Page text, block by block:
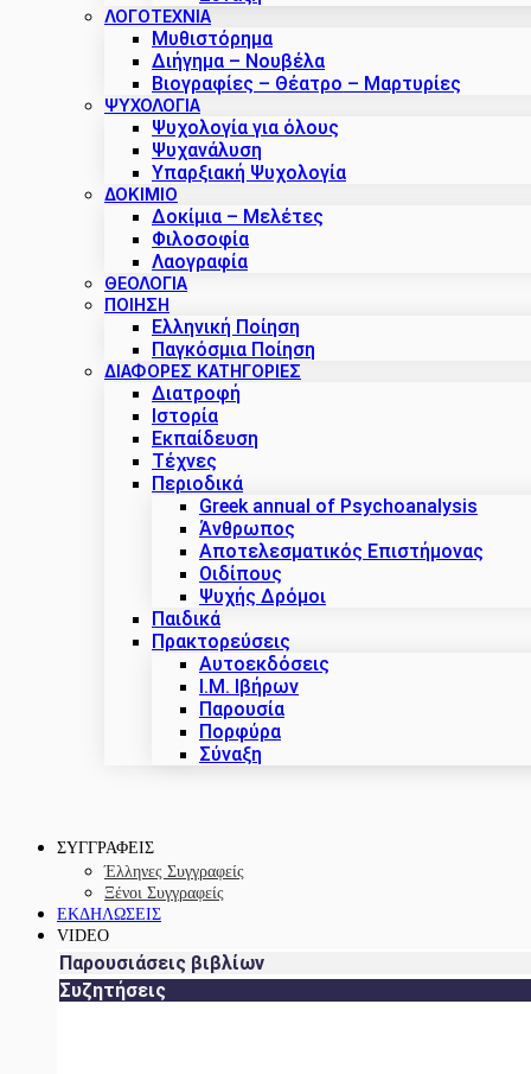
ΛΟΓΟΤΕΧΝΙΑ
Μυθιστόρημα
Διήγημα – Νουβέλα
Βιογραφίες – Θέατρο – Μαρτυρίες
ΨΥΧΟΛΟΓΙΑ
Ψυχολογία για όλους
Ψυχανάλυση
Υπαρξιακή Ψυχολογία
ΔΟΚΊΜΙΟ
Δοκίμια – Μελέτες
Φιλοσοφία
Λαογραφία
ΘΕΟΛΟΓΙΑ
ΠΟΙΗΣΗ
Ελληνική Ποίηση
Παγκόσμια Ποίηση
ΔΙΑΦΟΡΕΣ ΚΑΤΗΓΟΡΙΕΣ
Διατροφή
Ιστορία
Εκπαίδευση
Τέχνες
Περιοδικά
Greek annual of Psychoanalysis
Άνθρωπος
Αποτελεσματικός Επιστήμονας
Οιδίπους
Ψυχής Δρόμοι
Παιδικά
Πρακτoρεύσεις
Αυτοεκδόσεις
Ι.Μ. Ιβήρων
Παρουσία
Πορφύρα
Σύναξη
ΣΥΓΓΡΑΦΕΙΣ
Έλληνες Συγγραφείς
Ξένοι Συγγραφείς
ΕΚΔΗΛΩΣΕΙΣ
VIDEO
Παρουσιάσεις βιβλίων
Συζητήσεις